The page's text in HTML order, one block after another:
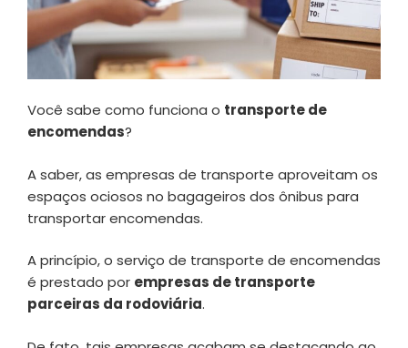
Você sabe como funciona o transporte de
encomendas?
A saber, as empresas de transporte aproveitam os
espaços ociosos no bagageiros dos ônibus para
transportar encomendas.
A princípio, o serviço de transporte de encomendas
é prestado por empresas de transporte
parceiras da rodoviária.